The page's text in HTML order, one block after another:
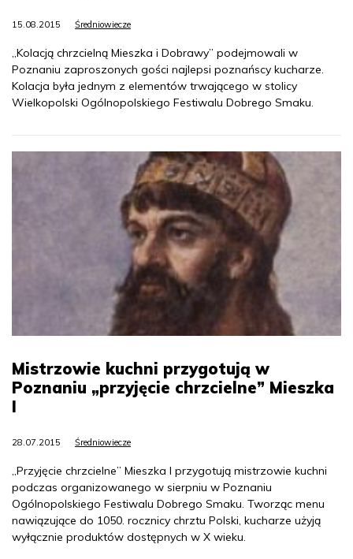
15.08.2015 Średniowiecze
„Kolacją chrzcielną Mieszka i Dobrawy” podejmowali w
Poznaniu zaproszonych gości najlepsi poznańscy kucharze.
Kolacja była jednym z elementów trwającego w stolicy
Wielkopolski Ogólnopolskiego Festiwalu Dobrego Smaku.
Mistrzowie kuchni przygotują w
Poznaniu „przyjęcie chrzcielne” Mieszka
I
28.07.2015 Średniowiecze
„Przyjęcie chrzcielne” Mieszka I przygotują mistrzowie kuchni
podczas organizowanego w sierpniu w Poznaniu
Ogólnopolskiego Festiwalu Dobrego Smaku. Tworząc menu
nawiązujące do 1050. rocznicy chrztu Polski, kucharze użyją
wyłącznie produktów dostępnych w X wieku.